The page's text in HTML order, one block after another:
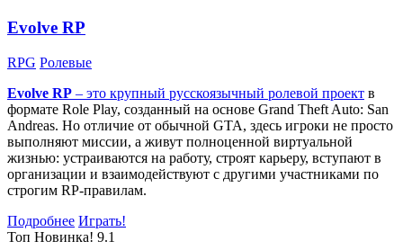
Evolve RP
RPG Ролевые
Evolve RP – это крупный русскоязычный ролевой проект в
формате Role Play, созданный на основе Grand Theft Auto: San
Andreas. Но отличие от обычной GTA, здесь игроки не просто
выполняют миссии, а живут полноценной виртуальной
жизнью: устраиваются на работу, строят карьеру, вступают в
организации и взаимодействуют с другими участниками по
строгим RP-правилам.
Подробнее Играть!
Топ Новинка! 9.1